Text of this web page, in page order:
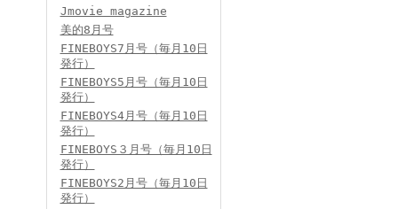
2014年分バックナンバー
Jmovie magazine
美的8月号
FINEBOYS7月号（毎月10日
発行）
FINEBOYS5月号（毎月10日
発行）
FINEBOYS4月号（毎月10日
発行）
FINEBOYS３月号（毎月10日
発行）
FINEBOYS2月号（毎月10日
発行）